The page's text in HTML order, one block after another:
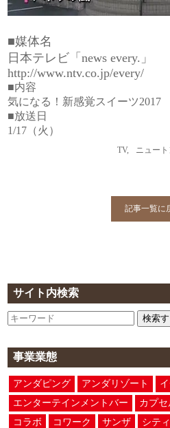
サイト内検索
検索
事業業態
アンダピング アンダリゾート
エンターテインメントバー
カプ
コラボ
コワーク サンザ
シテ
■媒体名
日本テレビ「news every.」
http://www.ntv.co.jp/every/
■内容
気になる！新感覚スイーツ2017
■放送日
1/17（火）
TV, ニュー
記事一覧に